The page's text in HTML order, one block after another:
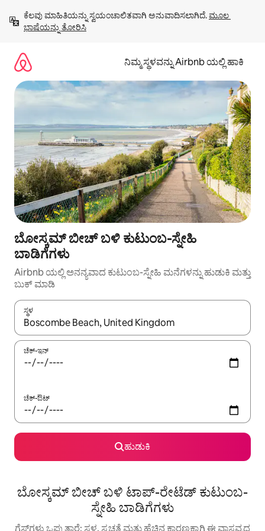
ಹೋಗಿ
ಕೆಲವು ಮಾಹಿತಿಯನ್ನು ಸ್ವಯಂಚಾಲಿತವಾಗಿ ಅನುವಾದಿಸಲಾಗಿದೆ. ಮೂಲ
ಭಾಷೆಯನ್ನು ತೋರಿಸಿ
ನಿಮ್ಮ ಸ್ಥಳವನ್ನು Airbnb ಯಲ್ಲಿ ಹಾಕಿ
ಬೋಸ್ಕಮ್ ಬೀಚ್ ಬಳಿ ಕುಟುಂಬ-ಸ್ನೇಹಿ
ಬಾಡಿಗೆಗಳು
Airbnb ಯಲ್ಲಿ ಅನನ್ಯವಾದ ಕುಟುಂಬ-ಸ್ನೇಹಿ ಮನೆಗಳನ್ನು ಹುಡುಕಿ ಮತ್ತು
ಬುಕ್ ಮಾಡಿ
ಸ್ಥಳ
ಫಲಿತಾಂಶಗಳು ಲಭ್ಯವಿರುವಾಗ, ಅಪ್ ಮತ್ತು ಡೌನ್ ಬಾಣದ ಕೀಲಿಗಳೊಂದಿಗೆ
ಚೆಕ್-ಇನ್
ಚೆಕ್-ಔಟ್
ಹುಡುಕಿ
ಬೋಸ್ಕಮ್ ಬೀಚ್ ಬಳಿ ಟಾಪ್-ರೇಟೆಡ್ ಕುಟುಂಬ-
ಸ್ನೇಹಿ ಬಾಡಿಗೆಗಳು
ಗೆಸ್ಟ್‌ಗಳು ಒಪ್ಪುತ್ತಾರೆ: ಸ್ಥಳ, ಸ್ವಚ್ಛತೆ ಮತ್ತು ಹೆಚ್ಚಿನ ಕಾರಣಕ್ಕಾಗಿ ಈ ವಾಸ್ತವ್ಯದ